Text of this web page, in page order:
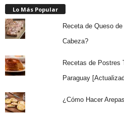
Lo Más Popular
Receta de Queso
Cabeza?
Recetas de Postres
Paraguay
¿Cómo Hacer